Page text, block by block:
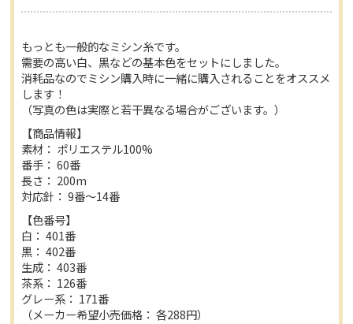
もっとも一般的なミシン糸です。
需要の高い白、黒などの基本色をセットにしました。
消耗品なのでミシン購入時に一緒に購入されることをオススメ
します！
（写真の色は実際と若干異なる場合がございます。）
【商品情報】
素材： ポリエステル100%
番手： 60番
長さ： 200m
対応針： 9番〜14番
【色番号】
白： 401番
黒： 402番
生成： 403番
茶系： 126番
グレー系： 171番
（メーカー希望小売価格： 各288円）